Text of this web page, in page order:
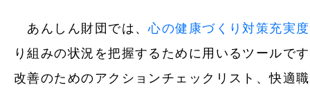
あんしん財団では、心の健康づくり対策充実
り組みの状況を把握するために用いるツールで
改善のためのアクションチェックリスト、快適